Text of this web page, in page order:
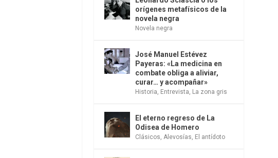
orígenes metafísicos de la
novela negra
Novela negra
José Manuel Estévez
Payeras: «La medicina en
combate obliga a aliviar,
curar… y acompañar»
Historia Entrevista La zona gris
El eterno regreso de La
Odisea de Homero
Clásicos Alevosías El antídoto